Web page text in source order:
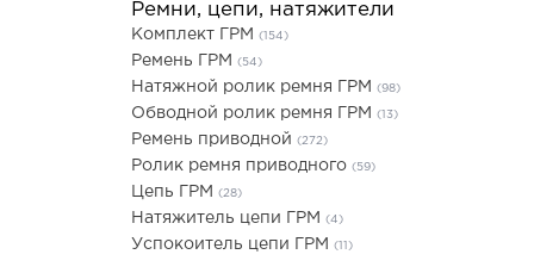
Ремни, цепи, натяжители
Комплект ГРМ (154)
Ремень ГРМ (54)
Натяжной ролик ремня ГРМ (98)
Обводной ролик ремня ГРМ (13)
Ремень приводной (272)
Ролик ремня приводного (59)
Цепь ГРМ (28)
Натяжитель цепи ГРМ (4)
Успокоитель цепи ГРМ (11)